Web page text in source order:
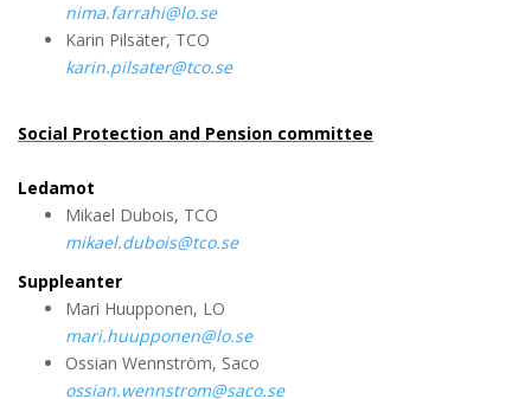
nima.farrahi@lo.se
Karin Pilsäter, TCO
karin.pilsater@tco.se
Social Protection and Pension committee
Ledamot
Mikael Dubois, TCO
mikael.dubois@tco.se
Suppleanter
Mari Huupponen, LO
mari.huupponen@lo.se
Ossian Wennström, Saco
ossian.wennstrom@saco.se